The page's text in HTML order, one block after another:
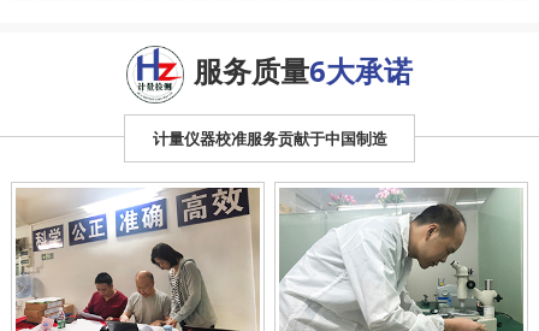
服务质量6大承诺
计量仪器校准服务贡献于中国制造